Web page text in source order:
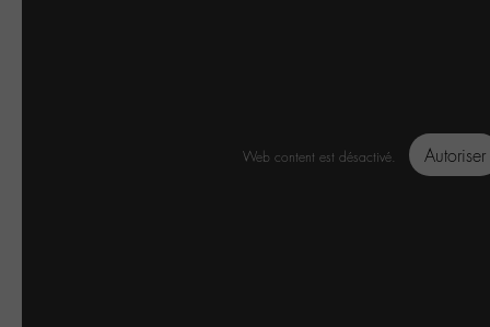
Web content est désactivé. Autoriser